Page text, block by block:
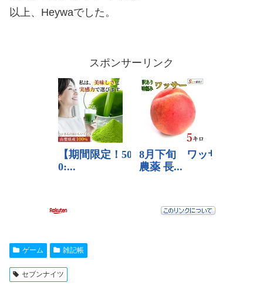
以上、Heywaでした。
スポンサーリンク
ゲーム 雑記帳
セブンナイツ